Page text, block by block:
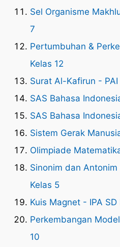
Sel Organisme
7
Pertumbuhan &
Kelas 12
Surat Al-Kafirun - PAI
SAS Bahasa
SAS Bahasa
Sistem Gerak
Olimpiade
Sinonim dan
Kelas 5
Kuis Magnet - IPA SD
Perkembangan
10